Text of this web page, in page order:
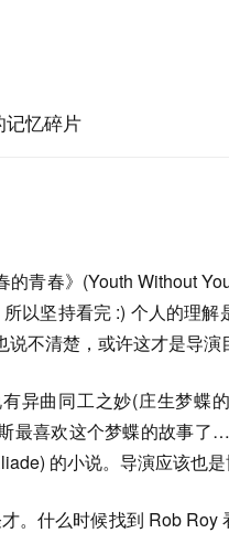
记忆碎片
青春》(Youth Without
所以坚持看完 :) 个人的理
不清楚，或许这才是导演
异曲同工之妙(庄生梦蝶
最喜欢这个梦蝶的故事了
的小说。导演应该也
。什么时候找到 Rob Roy